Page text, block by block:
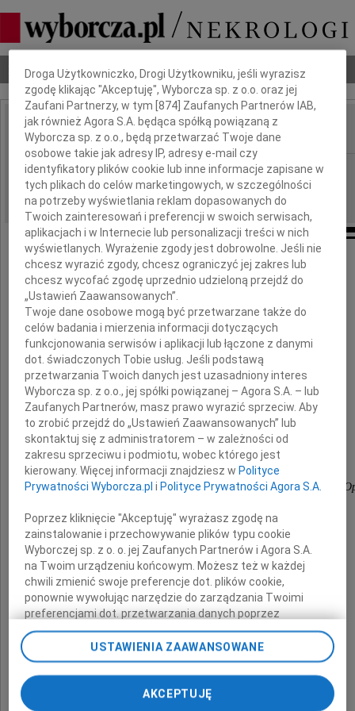
Nekrologi Odeszli Poradnik pogrzebowy
IMIĘ I NAZWISKO:
REGION: Opole
DATA EMISJI: 23.05.2013
Bożenie Krupce
serdeczne wyrazy współczucia
z powodu śmierci
Ojca
składają
koleżanki i koledzy z Zespołu Szkół Specjalnych w
Dbamy o Twoją prywatność
Droga Użytkowniczko, Drogi Użytkowniku, jeśli wyrazisz
zgodę klikając "Akceptuję", Wyborcza sp. z o.o. oraz jej
Zaufani Partnerzy, w tym [874 ] Zaufanych Partnerów IAB,
jak również Agora S.A. będąca spółką powiązaną z
Wyborcza sp. z o.o., będą przetwarzać Twoje dane
osobowe takie jak adresy IP, adresy e-mail czy
identyfikatory plików cookie lub inne informacje zapisane w
tych plikach do celów marketingowych, w szczególności
na potrzeby wyświetlania reklam dopasowanych do
Twoich zainteresowań i preferencji w swoich serwisach,
aplikacjach i w Internecie lub personalizacji treści w nich
wyświetlanych. Wyrażenie zgody jest dobrowolne. Jeśli nie
chcesz wyrazić zgody, chcesz ograniczyć jej zakres lub
chcesz wycofać zgodę uprzednio udzieloną przejdź do
„Ustawień Zaawansowanych”.
Twoje dane osobowe mogą być przetwarzane także do
celów badania i mierzenia informacji dotyczących
funkcjonowania serwisów i aplikacji lub łączone z danymi
dot. świadczonych Tobie usług. Jeśli podstawą
przetwarzania Twoich danych jest uzasadniony interes
Wyborcza sp. z o.o., jej spółki powiązanej – Agora S.A. – lub
Zaufanych Partnerów, masz prawo wyrazić sprzeciw. Aby
to zrobić przejdź do „Ustawień Zaawansowanych” lub
skontaktuj się z administratorem – w zależności od
zakresu sprzeciwu i podmiotu, wobec którego jest
kierowany. Więcej informacji znajdziesz w Polityce
Prywatności Wyborcza.pl i Polityce Prywatności Agora S.A.
Poprzez kliknięcie "Akceptuję" wyrażasz zgodę na
zainstalowanie i przechowywanie plików typu cookie
Wyborczej sp. z o. o. jej Zaufanych Partnerów i Agora S.A.
na Twoim urządzeniu końcowym. Możesz też w każdej
chwili zmienić swoje preferencje dot. plików cookie,
ponownie wywołując narzędzie do zarządzania Twoimi
preferencjami dot. przetwarzania danych poprzez
odnośnik „Ustawienia prywatności” w stopce serwisu i
przechodząc do sekcji „Ustawienia zaawansowane”.
Zmiana ustawień plików cookie możliwa jest także za
pomocą ustawień przeglądarki.
USTAWIENIA ZAAWANSOWANE
AKCEPTUJĘ